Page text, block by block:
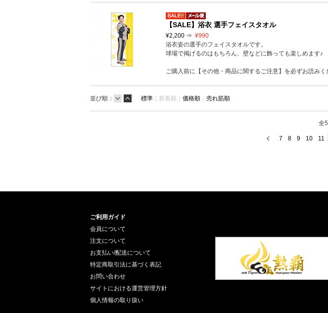
【SALE】浴衣 選手フェイスタオル
¥2,200 ⇒ ¥990
浴衣姿の選手のフェイスタオルです。
球場で掲げるのはもちろん、壁などに飾っても楽しめます♪
ご購入前に【その他・商品に関するご注意】を必ずお読みく
並び順： 標準 ｜ 新着順｜ 価格順 ｜ 売れ筋順
全
7 8 9 10 11
ご利用ガイド
会員について
注文について
お支払い/配送について
特定商取引法に基づく表記
お問い合わせ
サイトにおける運営管理方針
個人情報の取り扱い